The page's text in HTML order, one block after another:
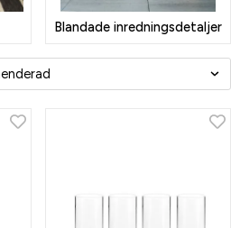
Blandade inredningsdetaljer